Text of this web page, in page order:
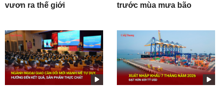
vươn ra thế giới
trước mùa mưa bão